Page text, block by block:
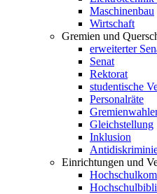
Maschinenbau
Wirtschaft
Gremien und
erweiterter
Senat
Rektorat
studentische
Personalräte
Gleichstellung
Inklusion
Einrichtungen und